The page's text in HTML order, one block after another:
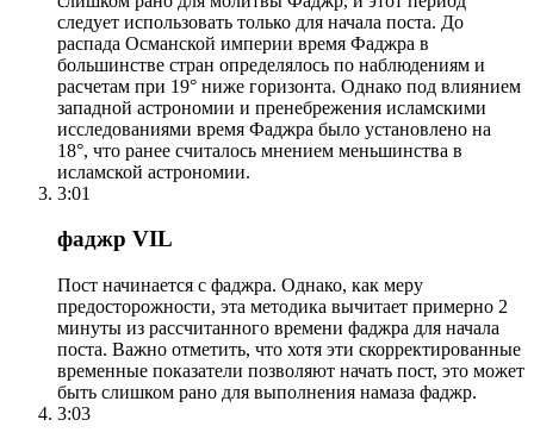
следует использовать только для начала поста. До
распада Османской империи время Фаджра в
большинстве стран определялось по наблюдениям и
расчетам при 19° ниже горизонта. Однако под влиянием
западной астрономии и пренебрежения исламскими
исследованиями время Фаджра было установлено на
18°, что ранее считалось мнением меньшинства в
исламской астрономии.
3:01
фаджр VIL
Пост начинается с фаджра. Однако, как меру
предосторожности, эта методика вычитает примерно 2
минуты из рассчитанного времени фаджра для начала
поста. Важно отметить, что хотя эти скорректированные
временные показатели позволяют начать пост, это может
быть слишком рано для выполнения намаза фаджр.
3:03